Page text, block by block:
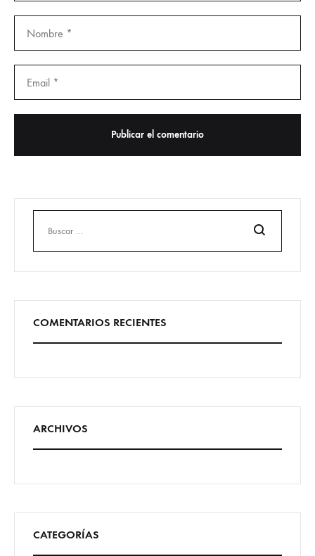
Buscar
COMENTARIOS RECIENTES
ARCHIVOS
CATEGORÍAS